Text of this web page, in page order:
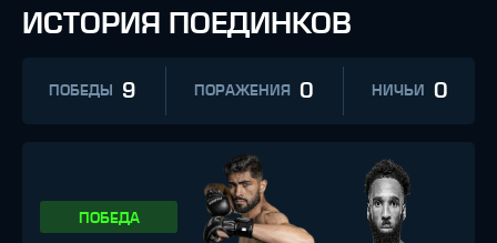
ИСТОРИЯ ПОЕДИНКОВ
ПОБЕДЫ 9 ПОРАЖЕНИЯ 0 НИЧЬИ 0
ПОБЕДА